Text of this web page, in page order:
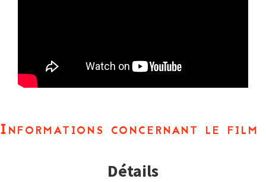
Informations concernant le film
Détails